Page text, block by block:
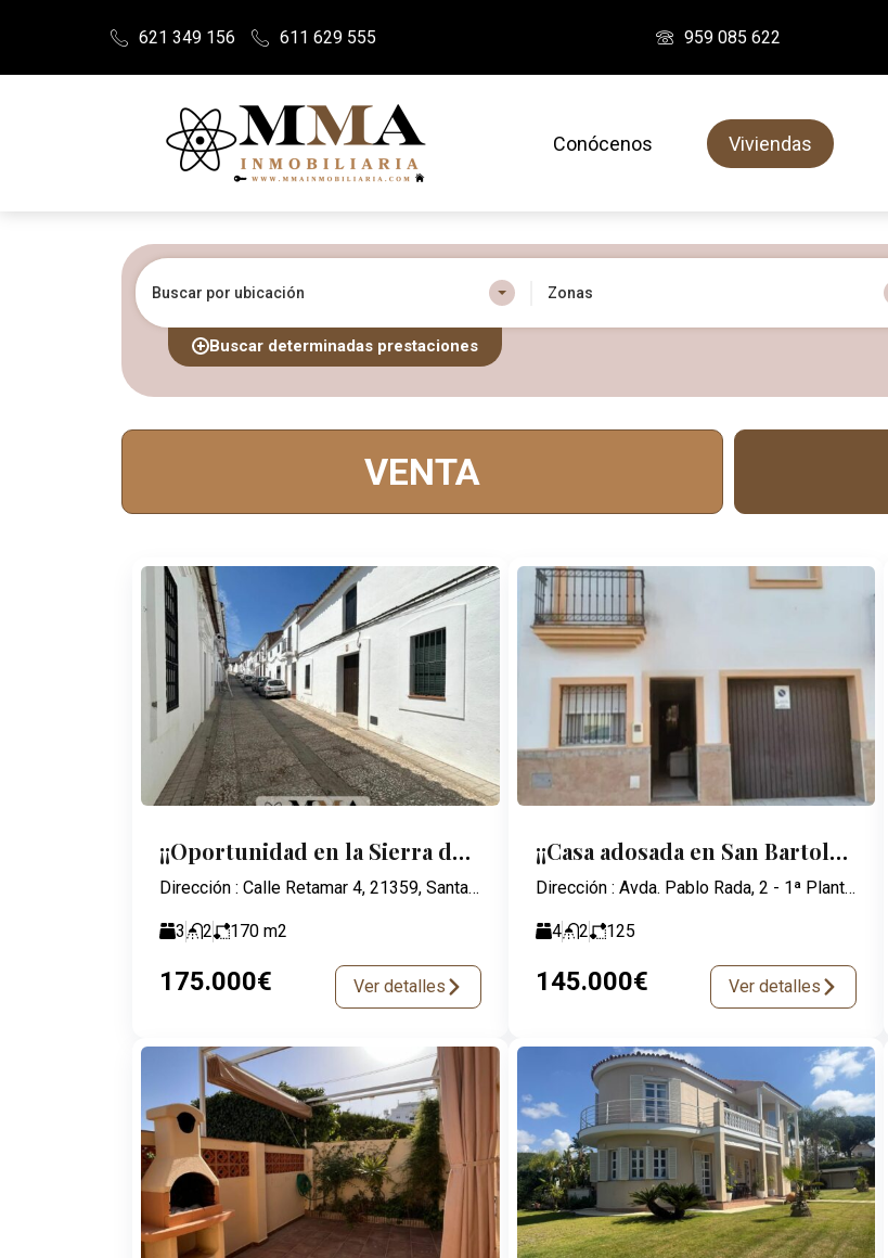
621 349 156 611 629 555 959 085 622
Conócenos Viviendas
Buscar por ubicación Zonas
Buscar determinadas prestaciones
VENTA
¡¡Oportunidad en la Sierra de Huelva!!
Dirección : Calle Retamar 4, 21359, Santa Ana la Real
3 2 170 m2
175.000€ Ver detalles
¡¡Casa adosada en San Bartolome De la Torre!!
Dirección : Avda. Pablo Rada, 2 - 1ª Planta - 21003 Huelva
4 2 125
145.000€ Ver detalles